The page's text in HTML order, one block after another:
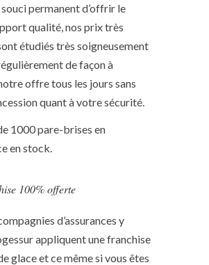
souci permanent d’offrir le
qualité, nos prix très
étudiés très soigneusement
de façon à
offre tous les jours sans
quant à votre sécurité.
1000 pare-brises en
en stock.
100% offerte
d’assurances y
appliquent une franchise
glace et ce même si vous êtes